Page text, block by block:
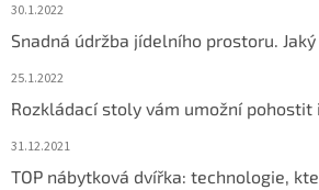
30.1.2022
Snadná údržba jídelního prostoru.
25.1.2022
Rozkládací stoly vám umožní pohostit
31.12.2021
TOP nábytková dvířka: technologie,